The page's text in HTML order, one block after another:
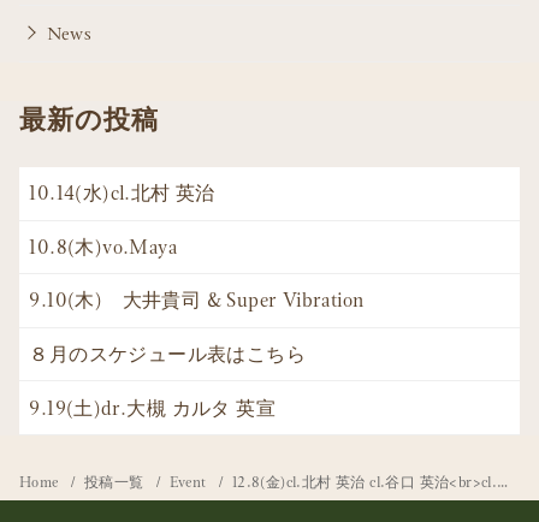
News
最新の投稿
10.14(水)cl.北村 英治
10.8(木)vo.Maya
9.10(木) 大井貴司 & Super Vibration
８月のスケジュール表はこちら
9.19(土)dr.大槻 カルタ 英宣
Home 投稿一覧 Event 12.8(金)cl.北村 英治 cl.谷口 英治<br>cl.熊倉 未佐子